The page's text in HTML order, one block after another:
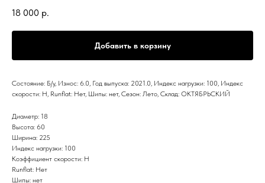
18 000 р.
Добавить в корзину
Состояние: Б/у, Износ: 6.0, Год выпуска: 2021.0, Индекс нагрузки: 100, Индекс
скорости: H, Runflat: Нет, Шипы: нет, Сезон: Лето, Склад: ОКТЯБРЬСКИЙ
Диаметр: 18
Высота: 60
Ширина: 225
Индекс нагрузки: 100
Коэффициент скорости: H
Runflat: Нет
Шипы: нет